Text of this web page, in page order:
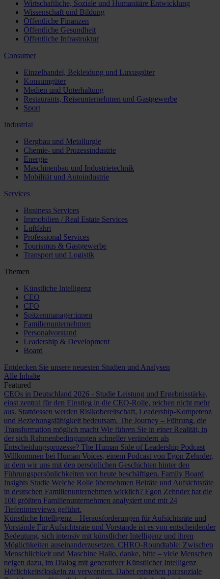
Wirtschaftliche, Soziale und Humanitäre Entwicklung
Wissenschaft und Bildung
Öffentliche Finanzen
Öffentliche Gesundheit
Öffentliche Infrastruktur
Consumer
Einzelhandel, Bekleidung und Luxusgüter
Konsumgüter
Medien und Unterhaltung
Restaurants, Reiseunternehmen und Gastgewerbe
Sport
Industrial
Bergbau und Metallurgie
Chemie- und Prozessindustrie
Energie
Maschinenbau und Industrietechnik
Mobilität und Autoindustrie
Services
Business Services
Immobilien / Real Estate Services
Luftfahrt
Professional Services
Tourismus & Gastgewerbe
Transport und Logistik
Themen
Künstliche Intelligenz
CEO
CFO
Spitzenmanager:innen
Familienunternehmen
Personalvorstand
Leadership & Development
Board
Entdecken Sie unsere neuesten Studien und Analysen
Alle Inhalte
Featured
CEOs in Deutschland 2026 - Studie Leistung und Ergebnisstärke,
einst zentral für den Einstieg in die CEO-Rolle, reichen nicht mehr
aus. Stattdessen werden Risikobereitschaft, Leadership-Kompetenz
und Beziehungsfähigkeit bedeutsam. The Journey – Führung, die
Transformation möglich macht Wie führen Sie in einer Realität, in
der sich Rahmenbedingungen schneller verändern als
Entscheidungsprozesse? The Human Side of Leadership Podcast
Willkommen bei Human Voices, einem Podcast von Egon Zehnder,
in dem wir uns mit den persönlichen Geschichten hinter den
Führungspersönlichkeiten von heute beschäftigen. Family Board
Insights Studie Welche Rolle übernehmen Beiräte und Aufsichtsräte
in deutschen Familienunternehmen wirklich? Egon Zehnder hat die
100 größten Familienunternehmen analysiert und mit 24
Tiefeninterviews geführt.
Künstliche Intelligenz – Herausforderungen für Aufsichtsräte und
Vorstände Für Aufsichtsräte und Vorstände ist es von entscheidender
Bedeutung, sich intensiv mit künstlicher Intelligenz und ihren
Möglichkeiten auseinanderzusetzen. CHRO-Roundtable: Zwischen
Menschlichkeit und Maschine Hallo, danke, bitte – viele Menschen
neigen dazu, im Dialog mit generativer Künstlicher Intelligenz
Höflichkeitsfloskeln zu verwenden. Dabei entstehen parasoziale